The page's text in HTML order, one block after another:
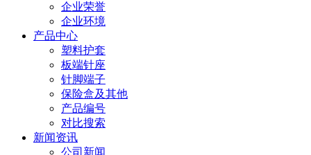
企业荣誉
企业环境
产品中心
塑料护套
板端针座
针脚端子
保险盒及其他
产品编号
对比搜索
新闻资讯
公司新闻